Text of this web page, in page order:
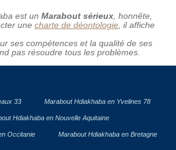
est un Marabout sérieux, honnête,
une charte de déontologie, il affiche
ses compétences et la qualité de ses
pas résoudre tous les problèmes.
33 Marabout Hdiakhaba en Yvelines 78
Hdiakhaba en Nouvelle Aquitaine
Occitanie Marabout Hdiakhaba en Bretagne